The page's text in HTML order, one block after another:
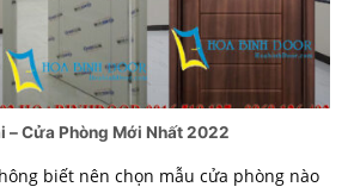
– Cửa Phòng Mới Nhất 2022
biết nên chọn mẫu cửa phòng nào